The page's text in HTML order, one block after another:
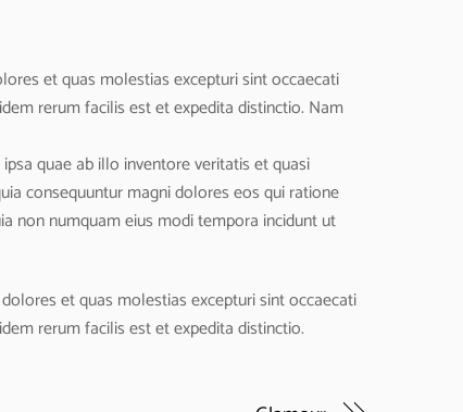
et quas molestias excepturi sint occaecati
rerum facilis est et expedita distinctio. Nam
quae ab illo inventore veritatis et quasi
consequuntur magni dolores eos qui ratione
non numquam eius modi tempora incidunt ut
et quas molestias excepturi sint occaecati
rerum facilis est et expedita distinctio.